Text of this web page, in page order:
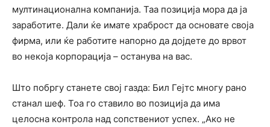
мултинационална компанија. Таа позиција мора да ја
заработите. Дали ќе имате храброст да основате своја
фирма, или ќе работите напорно да дојдете до врвот
во некоја корпорација – останува на вас.
Што побргу станете свој газда: Бил Гејтс многу рано
станал шеф. Тоа го ставило во позиција да има
целосна контрола над сопствениот успех. „Ако не